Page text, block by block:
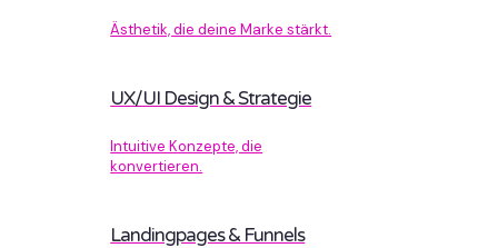
Ästhetik, die deine Marke stärkt.
UX/UI Design & Strategie
Intuitive Konzepte, die
konvertieren.
Landingpages & Funnels